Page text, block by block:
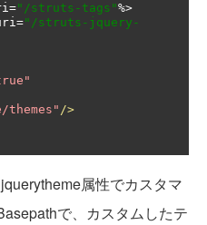
="/struts-tags"
="/struts-jquery-
themes" />
属性でカスタマ
で、カスタムしたテ